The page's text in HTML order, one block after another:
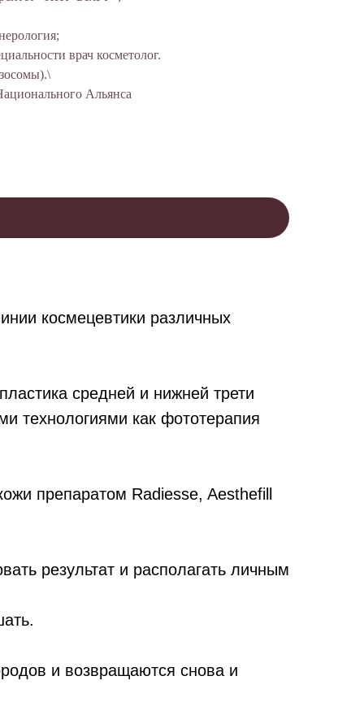
врач косметолог.
Альянса
космецевтики различных
средней и нижней трети
технологиями как фототерапия
препаратом Radiesse, Aesthefill
результат и располагать личным
и возвращаются снова и